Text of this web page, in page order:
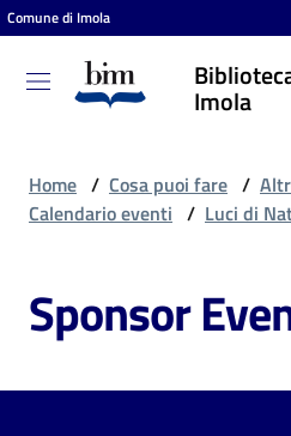
Vai al contenuto
Vai alla navigazione
Vai al footer
Comune di Imola
Imola
Biblioteca
comunale
puoi
Home / Cosa puoi fare /
Calendario eventi / Luci di
Sponsor